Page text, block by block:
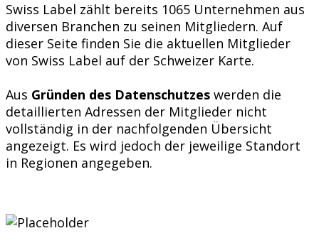
Swiss Label zählt bereits 1065 Unternehmen aus
diversen Branchen zu seinen Mitgliedern. Auf
dieser Seite finden Sie die aktuellen Mitglieder
von Swiss Label auf der Schweizer Karte.
Aus Gründen des Datenschutzes werden die
detaillierten Adressen der Mitglieder nicht
vollständig in der nachfolgenden Übersicht
angezeigt. Es wird jedoch der jeweilige Standort
in Regionen angegeben.